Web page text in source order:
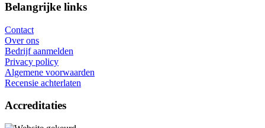
Belangrijke links
Contact
Over ons
Bedrijf aanmelden
Privacy policy
Algemene voorwaarden
Recensie achterlaten
Accreditaties